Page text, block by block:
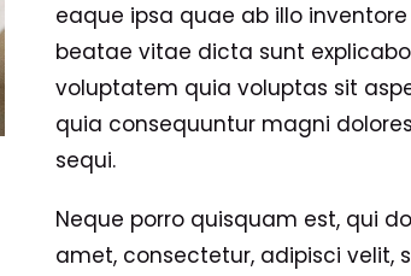
eaque ipsa quae ab illo
beatae vitae dicta sunt
voluptatem quia voluptas sit
quia consequuntur magni
sequi.
Neque porro quisquam est, qui
amet, consectetur, adipisci velit,